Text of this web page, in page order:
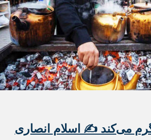
گرم می‌کند ✍️ اسلام انصاری